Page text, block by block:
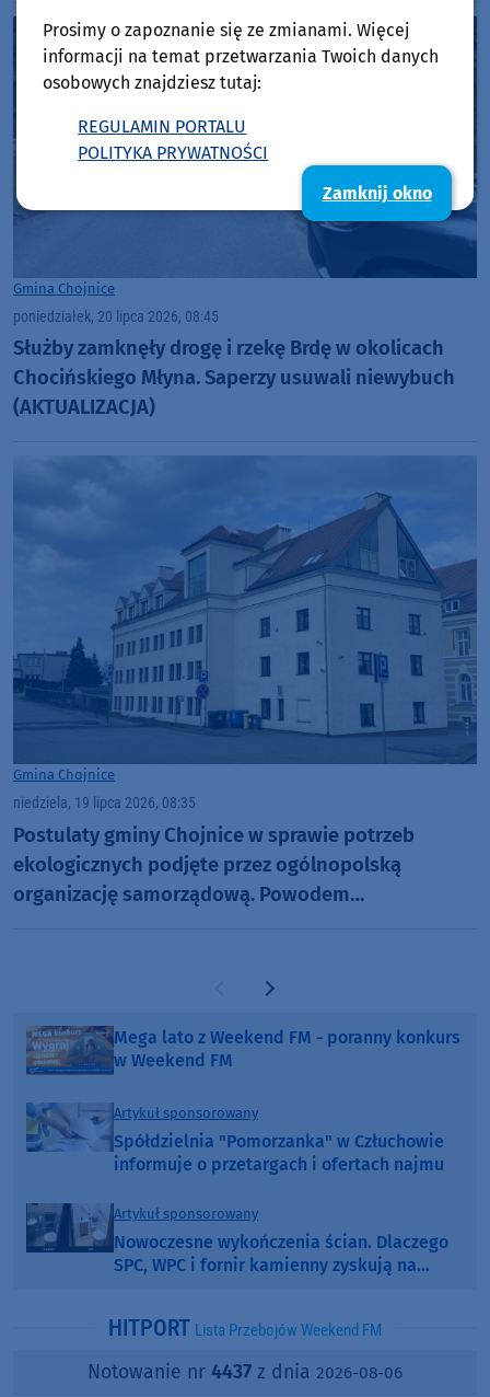
Gmina Chojnice
poniedziałek, 20 lipca 2026, 08:45
Służby zamknęły drogę i rzekę Brdę w okolicach
Chocińskiego Młyna. Saperzy usuwali niewybuch
(AKTUALIZACJA)
Gmina Chojnice
niedziela, 19 lipca 2026, 08:35
Postulaty gminy Chojnice w sprawie potrzeb
ekologicznych podjęte przez ogólnopolską
organizację samorządową. Powodem
Poprzednia strona
Następna strona
Mega lato z Weekend FM - poranny konkurs
w Weekend FM
Artykuł sponsorowany
Spółdzielnia "Pomorzanka" w Człuchowie
informuje o przetargach i ofertach najmu
Artykuł sponsorowany
Nowoczesne wykończenia ścian. Dlaczego
SPC, WPC i fornir kamienny zyskują na
HITPORT Lista Przebojów Weekend FM
Notowanie nr 4437 z dnia 2026-08-06
Prosimy o zapoznanie się ze zmianami. Więcej
informacji na temat przetwarzania Twoich danych
osobowych znajdziesz tutaj:
REGULAMIN PORTALU
POLITYKA PRYWATNOŚCI
Zamknij okno